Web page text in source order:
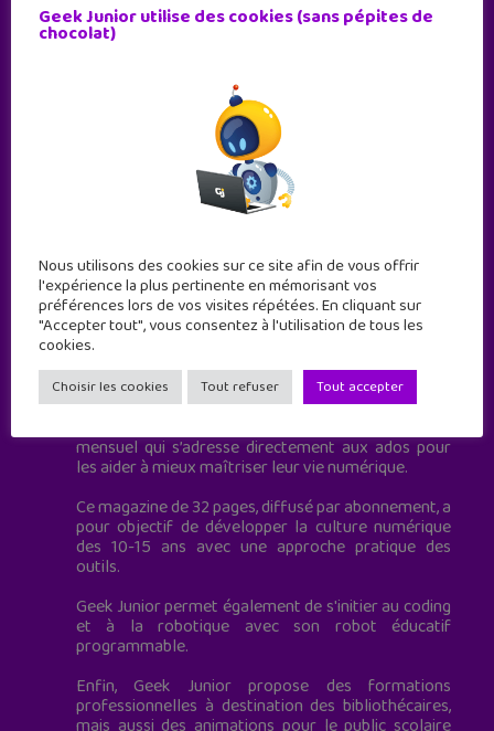
Geek Junior est le premier site de culture numérique
à destination des adolescents.
mensuel qui s’adresse directement aux ados pour
les aider à mieux maîtriser leur vie numérique.
Ce magazine de 32 pages, diffusé par abonnement, a
pour objectif de développer la culture numérique
des 10-15 ans avec une approche pratique des
outils.
Geek Junior permet également de s'initier au coding
et à la robotique avec son robot éducatif
programmable.
Enfin, Geek Junior propose des formations
professionnelles à destination des bibliothécaires,
Geek Junior utilise des cookies (sans pépites de
chocolat)
Nous utilisons des cookies sur ce site afin de vous offrir
l'expérience la plus pertinente en mémorisant vos
préférences lors de vos visites répétées. En cliquant sur
"Accepter tout", vous consentez à l'utilisation de tous les
cookies.
Choisir les cookies Tout refuser Tout accepter